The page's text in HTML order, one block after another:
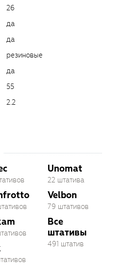
26
да
да
резиновые
да
55
2.2
Unomat
22 штатива
Velbon
79 штативов
Все
штативы
491 штатив